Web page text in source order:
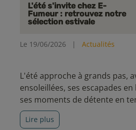
L'été s'invite chez E-
Fumeur : retrouvez notre
sélection estivale
Le 19/06/2026 | Actualités
L'été approche à grands pas,
ensoleillées, ses escapades
ses moments de détente en
accompagner durant cette
E-Fumeur a sélectionné les
Lire plus